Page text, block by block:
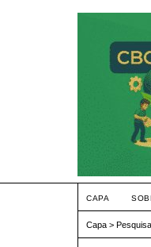
CAPA
Capa > Pesquisa